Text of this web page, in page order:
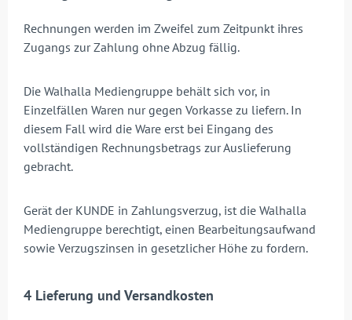
Rechnungen werden im Zweifel zum Zeitpunkt ihres
Zugangs zur Zahlung ohne Abzug fällig.
Die Walhalla Mediengruppe behält sich vor, in
Einzelfällen Waren nur gegen Vorkasse zu liefern. In
diesem Fall wird die Ware erst bei Eingang des
vollständigen Rechnungsbetrags zur Auslieferung
gebracht.
Gerät der KUNDE in Zahlungsverzug, ist die Walhalla
Mediengruppe berechtigt, einen Bearbeitungsaufwand
sowie Verzugszinsen in gesetzlicher Höhe zu fordern.
4 Lieferung und Versandkosten